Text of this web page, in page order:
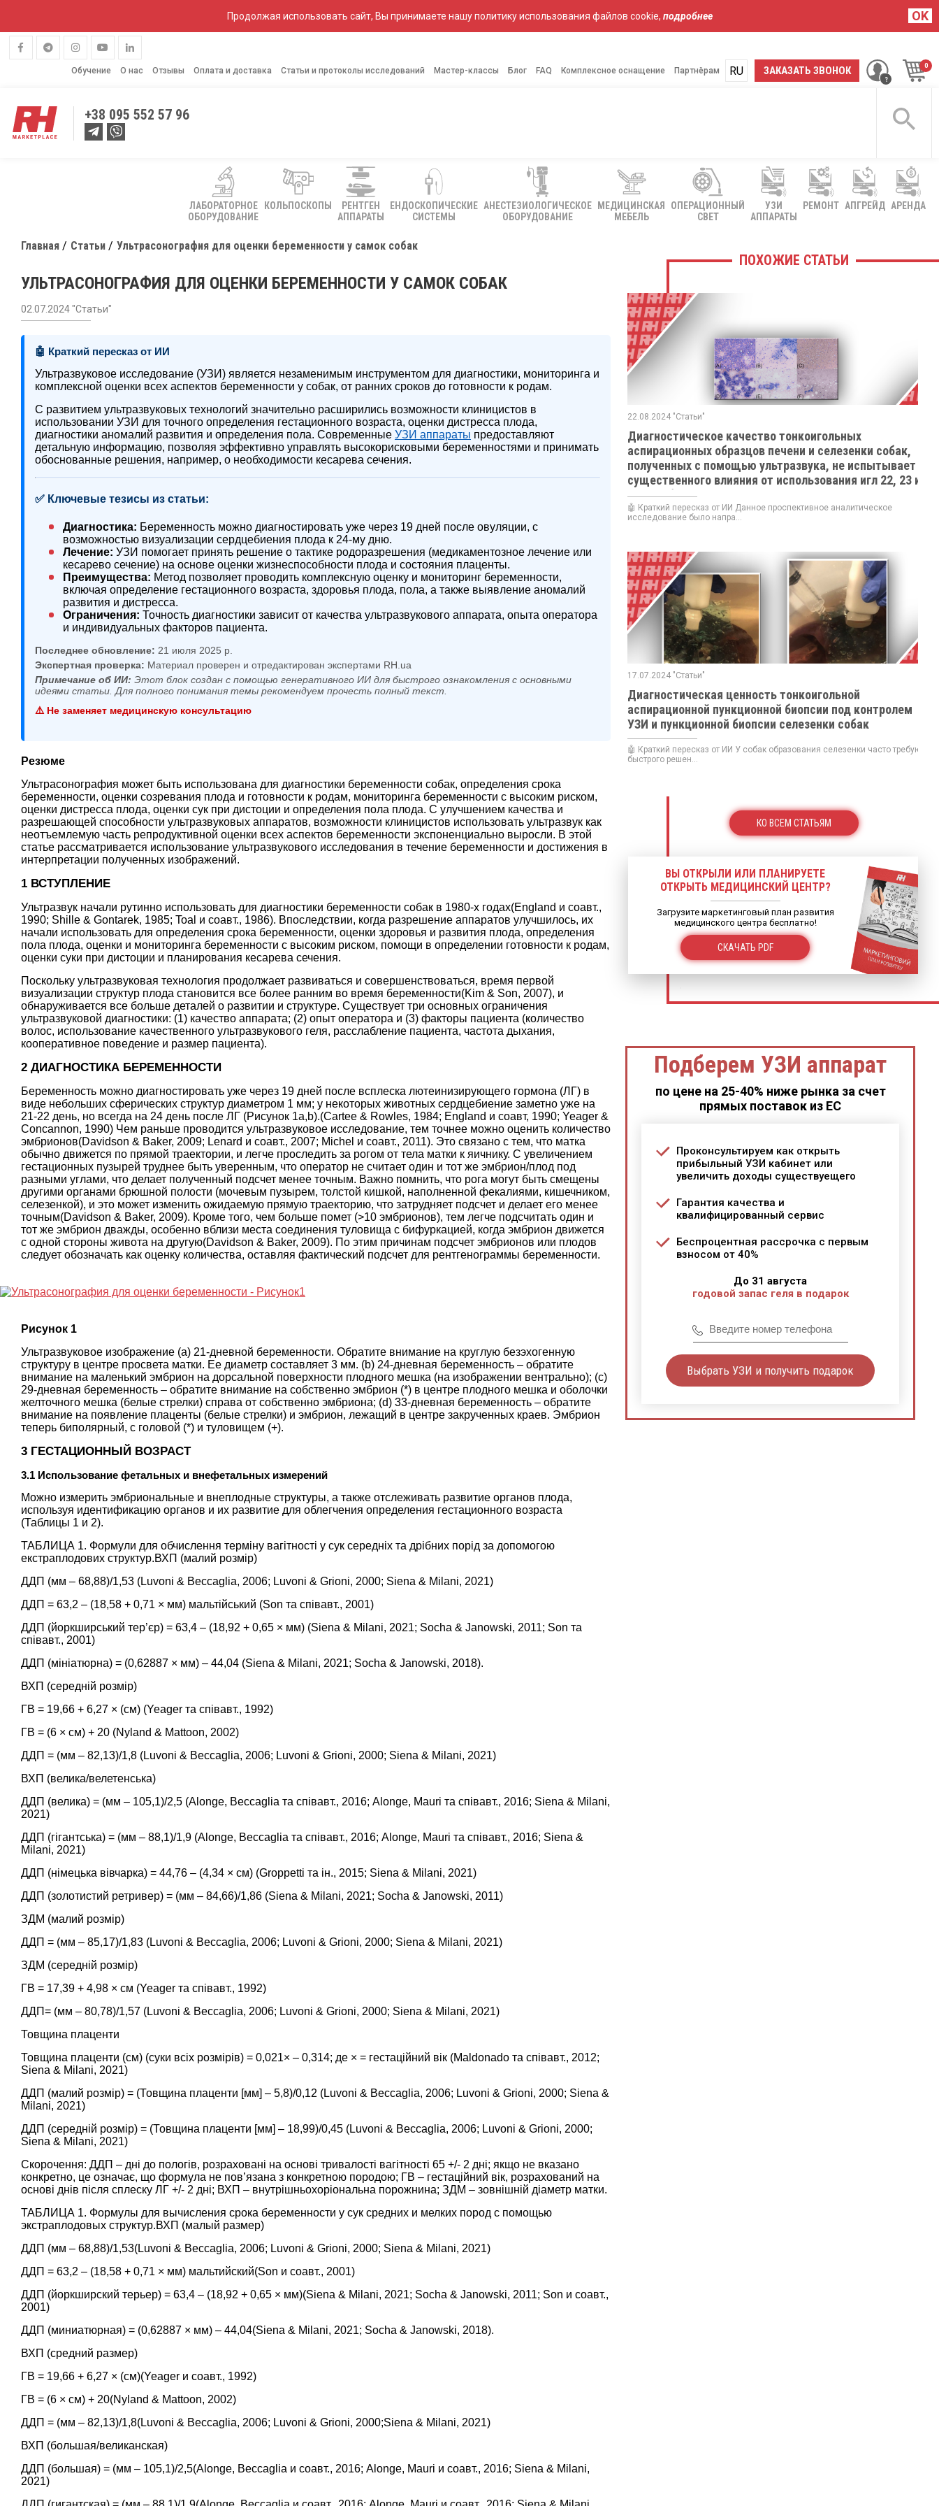
Продолжая использовать сайт, Вы принимаете нашу политику использования файлов cookie, подробнее OK
Обучение О нас Отзывы Оплата и доставка Статьи и протоколы исследований Мастер-классы Блог FAQ Комплексное оснащение Партнёрам ЗАКАЗАТЬ ЗВОНОК
RU
UA
+38 095 552 57 96
ЛАБОРАТОРНОЕ
ОБОРУДОВАНИЕ
КОЛЬПОСКОПЫ
РЕНТГЕН
АППАРАТЫ
ЕНДОСКОПИЧЕСКИЕ
СИСТЕМЫ
АНЕСТЕЗИОЛОГИЧЕСКОЕ
ОБОРУДОВАНИЕ
МЕДИЦИНСКАЯ
МЕБЕЛЬ
ОПЕРАЦИОННЫЙ
СВЕТ
УЗИ
АППАРАТЫ
РЕМОНТ АПГРЕЙД АРЕНДА
Главная Статьи Ультрасонография для оценки беременности у самок собак
УЛЬТРАСОНОГРАФИЯ ДЛЯ ОЦЕНКИ БЕРЕМЕННОСТИ У САМОК СОБАК
02.07.2024 "Статьи"
🤖 Краткий пересказ от ИИ
Ультразвуковое исследование (УЗИ) является незаменимым инструментом для диагностики, мониторинга и
комплексной оценки всех аспектов беременности у собак, от ранних сроков до готовности к родам.
С развитием ультразвуковых технологий значительно расширились возможности клиницистов в
использовании УЗИ для точного определения гестационного возраста, оценки дистресса плода,
диагностики аномалий развития и определения пола. Современные УЗИ аппараты предоставляют
детальную информацию, позволяя эффективно управлять высокорисковыми беременностями и принимать
обоснованные решения, например, о необходимости кесарева сечения.
✅ Ключевые тезисы из статьи:
Диагностика: Беременность можно диагностировать уже через 19 дней после овуляции, с
возможностью визуализации сердцебиения плода к 24-му дню.
Лечение: УЗИ помогает принять решение о тактике родоразрешения (медикаментозное лечение или
кесарево сечение) на основе оценки жизнеспособности плода и состояния плаценты.
Преимущества: Метод позволяет проводить комплексную оценку и мониторинг беременности,
включая определение гестационного возраста, здоровья плода, пола, а также выявление аномалий
развития и дистресса.
Ограничения: Точность диагностики зависит от качества ультразвукового аппарата, опыта оператора
и индивидуальных факторов пациента.
Последнее обновление: 21 июля 2025 р.
Экспертная проверка: Материал проверен и отредактирован экспертами RH.ua
Примечание об ИИ: Этот блок создан с помощью генеративного ИИ для быстрого ознакомления с основными
идеями статьи. Для полного понимания темы рекомендуем прочесть полный текст.
⚠️ Не заменяет медицинскую консультацию
Резюме
Ультрасонография может быть использована для диагностики беременности собак, определения срока
беременности, оценки созревания плода и готовности к родам, мониторинга беременности с высоким риском,
оценки дистресса плода, оценки сук при дистоции и определения пола плода. С улучшением качества и
разрешающей способности ультразвуковых аппаратов, возможности клиницистов использовать ультразвук как
неотъемлемую часть репродуктивной оценки всех аспектов беременности экспоненциально выросли. В этой
статье рассматривается использование ультразвукового исследования в течение беременности и достижения в
интерпретации полученных изображений.
1 ВСТУПЛЕНИЕ
Ультразвук начали рутинно использовать для диагностики беременности собак в 1980-х годах(England и соавт.,
1990; Shille & Gontarek, 1985; Toal и соавт., 1986). Впоследствии, когда разрешение аппаратов улучшилось, их
начали использовать для определения срока беременности, оценки здоровья и развития плода, определения
пола плода, оценки и мониторинга беременности с высоким риском, помощи в определении готовности к родам,
оценки суки при дистоции и планирования кесарева сечения.
Поскольку ультразвуковая технология продолжает развиваться и совершенствоваться, время первой
визуализации структур плода становится все более ранним во время беременности(Kim & Son, 2007), и
обнаруживается все больше деталей о развитии и структуре. Существует три основных ограничения
ультразвуковой диагностики: (1) качество аппарата; (2) опыт оператора и (3) факторы пациента (количество
волос, использование качественного ультразвукового геля, расслабление пациента, частота дыхания,
кооперативное поведение и размер пациента).
2 ДИАГНОСТИКА БЕРЕМЕННОСТИ
Беременность можно диагностировать уже через 19 дней после всплеска лютеинизирующего гормона (ЛГ) в
виде небольших сферических структур диаметром 1 мм; у некоторых животных сердцебиение заметно уже на
21-22 день, но всегда на 24 день после ЛГ (Рисунок 1а,b).(Cartee & Rowles, 1984; England и соавт, 1990; Yeager &
Concannon, 1990) Чем раньше проводится ультразвуковое исследование, тем точнее можно оценить количество
эмбрионов(Davidson & Baker, 2009; Lenard и соавт., 2007; Michel и соавт., 2011). Это связано с тем, что матка
обычно движется по прямой траектории, и легче проследить за рогом от тела матки к яичнику. С увеличением
гестационных пузырей труднее быть уверенным, что оператор не считает один и тот же эмбрион/плод под
разными углами, что делает полученный подсчет менее точным. Важно помнить, что рога могут быть смещены
другими органами брюшной полости (мочевым пузырем, толстой кишкой, наполненной фекалиями, кишечником,
селезенкой), и это может изменить ожидаемую прямую траекторию, что затрудняет подсчет и делает его менее
точным(Davidson & Baker, 2009). Кроме того, чем больше помет (>10 эмбрионов), тем легче подсчитать один и
тот же эмбрион дважды, особенно вблизи места соединения туловища с бифуркацией, когда эмбрион движется
с одной стороны живота на другую(Davidson & Baker, 2009). По этим причинам подсчет эмбрионов или плодов
следует обозначать как оценку количества, оставляя фактический подсчет для рентгенограммы беременности.
Рисунок 1
Ультразвуковое изображение (а) 21-дневной беременности. Обратите внимание на круглую безэхогенную
структуру в центре просвета матки. Ее диаметр составляет 3 мм. (b) 24-дневная беременность – обратите
внимание на маленький эмбрион на дорсальной поверхности плодного мешка (на изображении вентрально); (c)
29-дневная беременность – обратите внимание на собственно эмбрион (*) в центре плодного мешка и оболочки
желточного мешка (белые стрелки) справа от собственно эмбриона; (d) 33-дневная беременность – обратите
внимание на появление плаценты (белые стрелки) и эмбрион, лежащий в центре закрученных краев. Эмбрион
теперь биполярный, с головой (*) и туловищем (+).
3 ГЕСТАЦИОННЫЙ ВОЗРАСТ
3.1 Использование фетальных и внефетальных измерений
Можно измерить эмбриональные и внеплодные структуры, а также отслеживать развитие органов плода,
используя идентификацию органов и их развитие для облегчения определения гестационного возраста
(Таблицы 1 и 2).
ТАБЛИЦА 1. Формули для обчислення терміну вагітності у сук середніх та дрібних порід за допомогою
екстраплодових структур.ВХП (малий розмір)
ДДП (мм – 68,88)/1,53 (Luvoni & Beccaglia, 2006; Luvoni & Grioni, 2000; Siena & Milani, 2021)
ДДП = 63,2 – (18,58 + 0,71 × мм) мальтійський (Son та співавт., 2001)
ДДП (йоркширський тер’єр) = 63,4 – (18,92 + 0,65 × мм) (Siena & Milani, 2021; Socha & Janowski, 2011; Son та
співавт., 2001)
ДДП (мініатюрна) = (0,62887 × мм) – 44,04 (Siena & Milani, 2021; Socha & Janowski, 2018).
ВХП (середній розмір)
ГВ = 19,66 + 6,27 × (см) (Yeager та співавт., 1992)
ГВ = (6 × см) + 20 (Nyland & Mattoon, 2002)
ДДП = (мм – 82,13)/1,8 (Luvoni & Beccaglia, 2006; Luvoni & Grioni, 2000; Siena & Milani, 2021)
ВХП (велика/велетенська)
ДДП (велика) = (мм – 105,1)/2,5 (Alonge, Beccaglia та співавт., 2016; Alonge, Mauri та співавт., 2016; Siena & Milani,
2021)
ДДП (гігантська) = (мм – 88,1)/1,9 (Alonge, Beccaglia та співавт., 2016; Alonge, Mauri та співавт., 2016; Siena &
Milani, 2021)
ДДП (німецька вівчарка) = 44,76 – (4,34 × см) (Groppetti та ін., 2015; Siena & Milani, 2021)
ДДП (золотистий ретривер) = (мм – 84,66)/1,86 (Siena & Milani, 2021; Socha & Janowski, 2011)
ЗДМ (малий розмір)
ДДП = (мм – 85,17)/1,83 (Luvoni & Beccaglia, 2006; Luvoni & Grioni, 2000; Siena & Milani, 2021)
ЗДМ (середній розмір)
ГВ = 17,39 + 4,98 × см (Yeager та співавт., 1992)
ДДП= (мм – 80,78)/1,57 (Luvoni & Beccaglia, 2006; Luvoni & Grioni, 2000; Siena & Milani, 2021)
Товщина плаценти
Товщина плаценти (см) (суки всіх розмірів) = 0,021× – 0,314; де × = гестаційний вік (Maldonado та співавт., 2012;
Siena & Milani, 2021)
ДДП (малий розмір) = (Товщина плаценти [мм] – 5,8)/0,12 (Luvoni & Beccaglia, 2006; Luvoni & Grioni, 2000; Siena &
Milani, 2021)
ДДП (середній розмір) = (Товщина плаценти [мм] – 18,99)/0,45 (Luvoni & Beccaglia, 2006; Luvoni & Grioni, 2000;
Siena & Milani, 2021)
Скорочення: ДДП – дні до пологів, розраховані на основі тривалості вагітності 65 +/- 2 дні; якщо не вказано
конкретно, це означає, що формула не пов’язана з конкретною породою; ГВ – гестаційний вік, розрахований на
основі днів після сплеску ЛГ +/- 2 дні; ВХП – внутрішньохоріональна порожнина; ЗДМ – зовнішній діаметр матки.
ТАБЛИЦА 1. Формулы для вычисления срока беременности у сук средних и мелких пород с помощью
экстраплодовых структур.ВХП (малый размер)
ДДП (мм – 68,88)/1,53(Luvoni & Beccaglia, 2006; Luvoni & Grioni, 2000; Siena & Milani, 2021)
ДДП = 63,2 – (18,58 + 0,71 × мм) мальтийский(Son и соавт., 2001)
ДДП (йоркширский терьер) = 63,4 – (18,92 + 0,65 × мм)(Siena & Milani, 2021; Socha & Janowski, 2011; Son и соавт.,
2001)
ДДП (миниатюрная) = (0,62887 × мм) – 44,04(Siena & Milani, 2021; Socha & Janowski, 2018).
ВХП (средний размер)
ГВ = 19,66 + 6,27 × (см)(Yeager и соавт., 1992)
ГВ = (6 × см) + 20(Nyland & Mattoon, 2002)
ДДП = (мм – 82,13)/1,8(Luvoni & Beccaglia, 2006; Luvoni & Grioni, 2000;Siena & Milani, 2021)
ВХП (большая/великанская)
ДДП (большая) = (мм – 105,1)/2,5(Alonge, Beccaglia и соавт., 2016; Alonge, Mauri и соавт., 2016; Siena & Milani,
2021)
ПОХОЖИЕ СТАТЬИ
22.08.2024 "Статьи"
Диагностическое качество тонкоигольных
аспирационных образцов печени и селезенки собак,
полученных с помощью ультразвука, не испытывает
существенного влияния от использования игл 22, 23 и
25 калибра.
🤖 Краткий пересказ от ИИ Данное проспективное аналитическое
исследование было напра...
17.07.2024 "Статьи"
Диагностическая ценность тонкоигольной
аспирационной пункционной биопсии под контролем
УЗИ и пункционной биопсии селезенки собак
🤖 Краткий пересказ от ИИ У собак образования селезенки часто требуют
быстрого решен...
КО ВСЕМ СТАТЬЯМ
ВЫ ОТКРЫЛИ ИЛИ ПЛАНИРУЕТЕ
ОТКРЫТЬ МЕДИЦИНСКИЙ ЦЕНТР?
Загрузите маркетинговый план развития
медицинского центра бесплатно!
СКАЧАТЬ PDF
Подберем УЗИ аппарат
по цене на 25-40% ниже рынка за счет
прямых поставок из ЕС
Проконсультируем как открыть
прибыльный УЗИ кабинет или
увеличить доходы существуещего
Гарантия качества и
квалифицированный сервис
Беспроцентная рассрочка с первым
взносом от 40%
До 31 августа
годовой запас геля в подарок
Выбрать УЗИ и получить подарок